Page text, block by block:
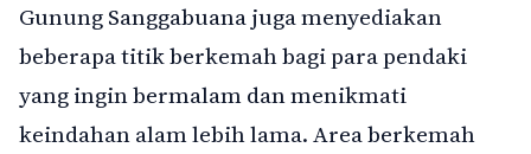
Gunung Sanggabuana juga menyediakan
beberapa titik berkemah bagi para pendaki
yang ingin bermalam dan menikmati
keindahan alam lebih lama. Area berkemah